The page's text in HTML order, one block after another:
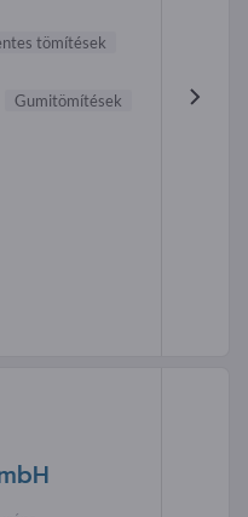
tömítések
Gumitömítések